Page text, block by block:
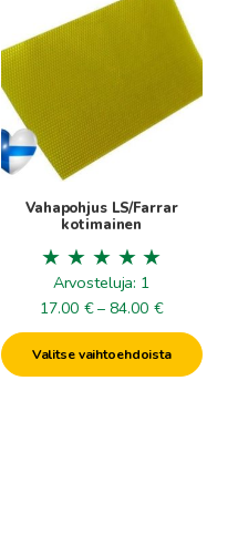
Vahapohjus LS/Farrar
kotimainen
Arvosteluja: 1
17.00 € – 84.00 €
17.00€
-
84.00€
Valitse vaihtoehdoista
tuotteella
on
useampi
muunnelma.
Voit
tehdä
valinnat